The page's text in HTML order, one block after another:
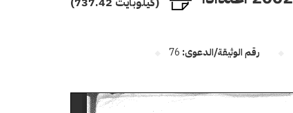
رقم الوثيقة/الدعوى: 76